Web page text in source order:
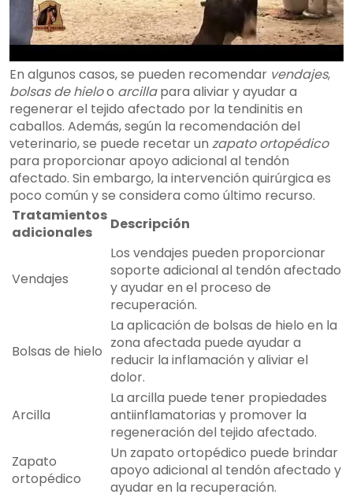
En algunos casos, se pueden recomendar vendajes,
bolsas de hieloo arcillapara aliviar y ayudar a
regenerar el tejido afectado por la tendinitis en
caballos. Además, según la recomendación del
veterinario, se puede recetar un zapato ortopédico
para proporcionar apoyo adicional al tendón
afectado. Sin embargo, la intervención quirúrgica es
poco común y se considera como último recurso.
Tratamientos
adicionales
Descripción
Vendajes
Los vendajes pueden proporcionar
soporte adicional al tendón afectado
y ayudar en el proceso de
recuperación.
Bolsas de hielo
La aplicación de bolsas de hielo en la
zona afectada puede ayudar a
reducir la inflamación y aliviar el
dolor.
Arcilla
La arcilla puede tener propiedades
antiinflamatorias y promover la
regeneración del tejido afectado.
Zapato
ortopédico
Un zapato ortopédico puede brindar
apoyo adicional al tendón afectado y
ayudar en la recuperación.